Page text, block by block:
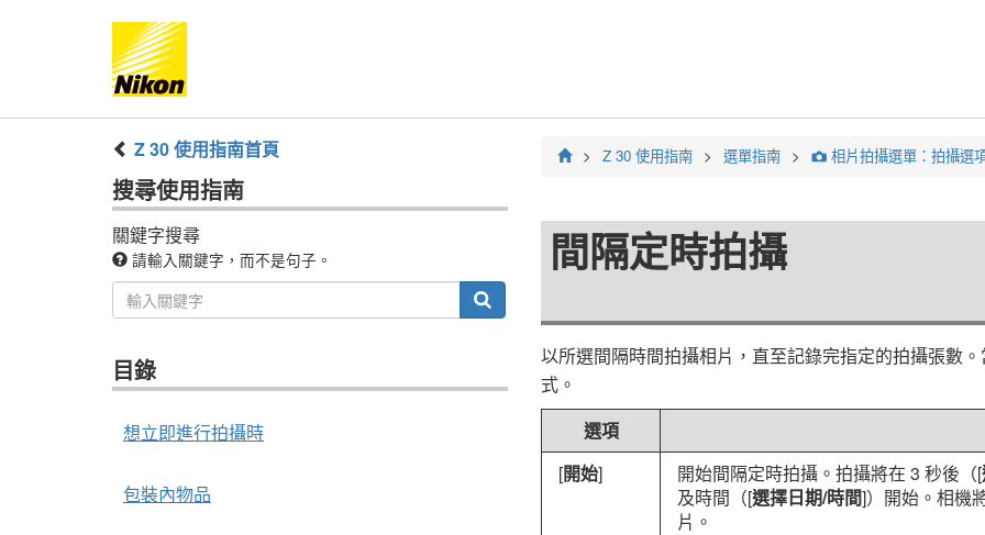
Z 30使用指南首頁
搜尋使用指南
關鍵字搜尋
請輸入關鍵字，而不是句子。
目錄
想立即進行拍攝時
包裝內物品
Z 30 使用指南 選單指南 C 相片拍攝選單：拍攝選
間隔定時拍攝
以所選間隔時間拍攝相片，直至記錄完指定的拍攝張數
式。
選項
[開始] 開始間隔定時拍攝。拍攝將在 3 秒後（[
及時間（[選擇日期/時間]）開始。相機
片。